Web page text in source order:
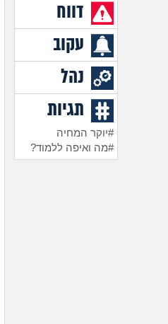
דווח
עקוב
נהל
תגיות
#יוקר המחיה
#מה ואיפה ללמוד?